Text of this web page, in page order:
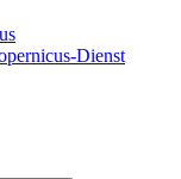
Dienst